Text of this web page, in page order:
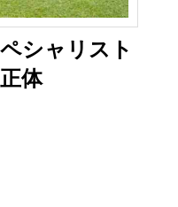
シャリスト
体